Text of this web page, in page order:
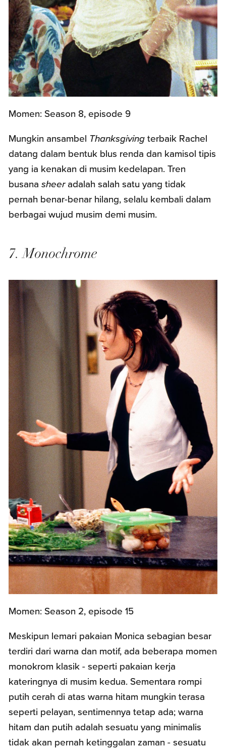
Momen: Season 8, episode 9
Mungkin ansambel Thanksgiving terbaik Rachel
datang dalam bentuk blus renda dan kamisol tipis
yang ia kenakan di musim kedelapan. Tren
busanasheeradalah salah satu yang tidak
pernah benar-benar hilang, selalu kembali dalam
berbagai wujud musim demi musim.
7. Monochrome
Momen: Season 2, episode 15
Meskipun lemari pakaian Monica sebagian besar
terdiri dari warna dan motif, ada beberapa momen
monokrom klasik - seperti pakaian kerja
kateringnya di musim kedua. Sementara rompi
putih cerah di atas warna hitam mungkin terasa
seperti pelayan, sentimennya tetap ada; warna
hitam dan putih adalah sesuatu yang minimalis
tidak akan pernah ketinggalan zaman - sesuatu